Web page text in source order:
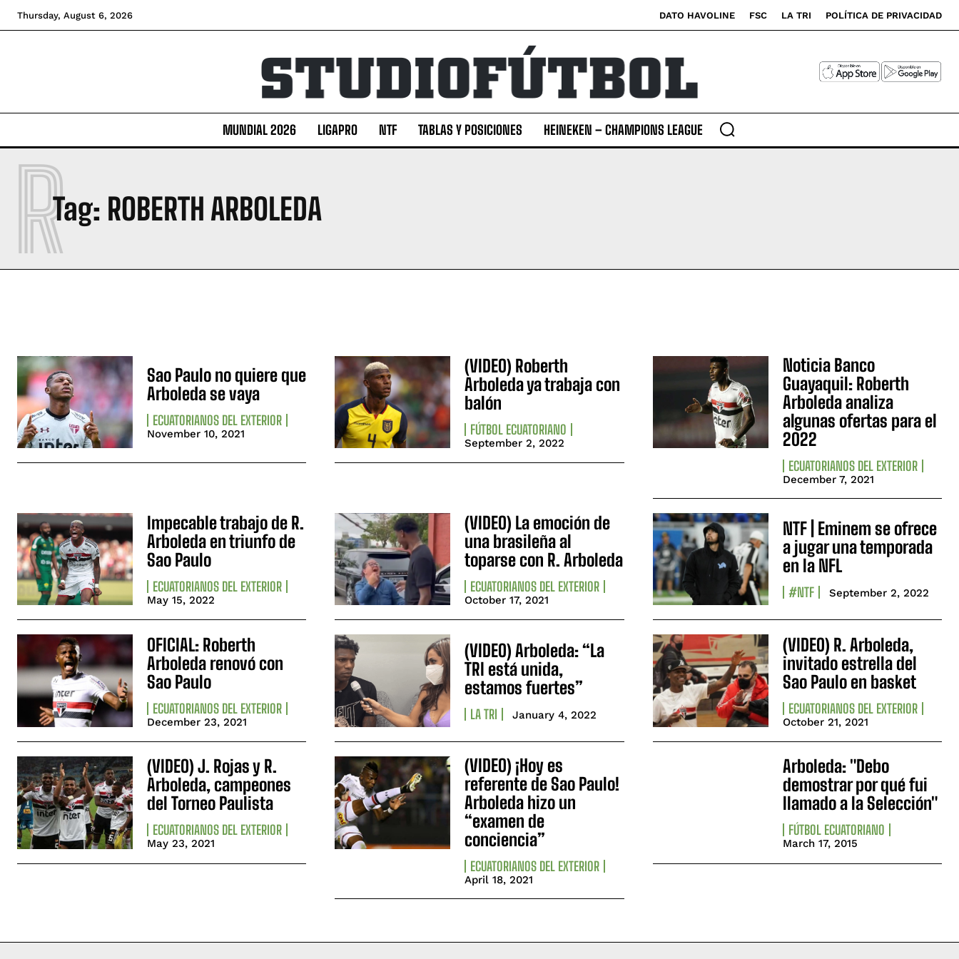
Thursday, August 6, 2026 DATO HAVOLINE FSC LA TRI POLÍTICA DE PRIVACIDAD
MUNDIAL 2026 LIGAPRO NTF TABLAS Y POSICIONES HEINEKEN – CHAMPIONS LEAGUE
Tag: ROBERTH ARBOLEDA
R
Sao Paulo no quiere que
Arboleda se vaya
ECUATORIANOS DEL EXTERIOR
November 10, 2021
(VIDEO) Roberth
Arboleda ya trabaja con
balón
FÚTBOL ECUATORIANO
September 2, 2022
Noticia Banco
Guayaquil: Roberth
Arboleda analiza
algunas ofertas para el
2022
ECUATORIANOS DEL EXTERIOR
December 7, 2021
Impecable trabajo de R.
Arboleda en triunfo de
Sao Paulo
ECUATORIANOS DEL EXTERIOR
May 15, 2022
(VIDEO) La emoción de
una brasileña al
toparse con R. Arboleda
ECUATORIANOS DEL EXTERIOR
October 17, 2021
NTF | Eminem se ofrece
a jugar una temporada
en la NFL
#NTF September 2, 2022
OFICIAL: Roberth
Arboleda renovó con
Sao Paulo
ECUATORIANOS DEL EXTERIOR
December 23, 2021
(VIDEO) Arboleda: “La
TRI está unida,
estamos fuertes”
LA TRI January 4, 2022
(VIDEO) R. Arboleda,
invitado estrella del
Sao Paulo en basket
ECUATORIANOS DEL EXTERIOR
October 21, 2021
(VIDEO) J. Rojas y R.
Arboleda, campeones
del Torneo Paulista
ECUATORIANOS DEL EXTERIOR
May 23, 2021
(VIDEO) ¡Hoy es
referente de Sao Paulo!
Arboleda hizo un
“examen de
conciencia”
ECUATORIANOS DEL EXTERIOR
April 18, 2021
Arboleda: "Debo
demostrar por qué fui
llamado a la Selección"
FÚTBOL ECUATORIANO
March 17, 2015